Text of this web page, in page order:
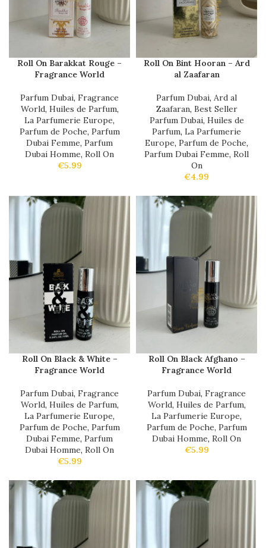
Roll On Barakkat Rouge –
Fragrance World
Parfum Dubai, Fragrance
World, Huiles de Parfum,
La Parfumerie Europe,
Parfum de Poche, Parfum
Dubai Femme, Parfum
Dubai Homme, Roll On
€5.99
Roll On Bint Hooran – Ard
al Zaafaran
Parfum Dubai, Ard al
Zaafaran, Best Seller
Parfum Dubai, Huiles de
Parfum, La Parfumerie
Europe, Parfum de Poche,
Parfum Dubai Femme, Roll
On
€4.99
Roll On Black & White –
Fragrance World
Parfum Dubai, Fragrance
World, Huiles de Parfum,
La Parfumerie Europe,
Parfum de Poche, Parfum
Dubai Femme, Parfum
Dubai Homme, Roll On
€5.99
Roll On Black Afghano –
Fragrance World
Parfum Dubai, Fragrance
World, Huiles de Parfum,
La Parfumerie Europe,
Parfum de Poche, Parfum
Dubai Homme, Roll On
€5.99